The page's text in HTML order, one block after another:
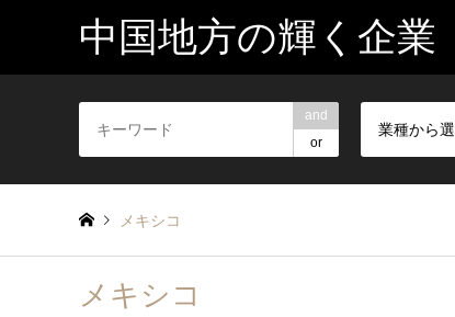
中国地方の輝く企業
and
or
業種から
メキシコ
メキシコ